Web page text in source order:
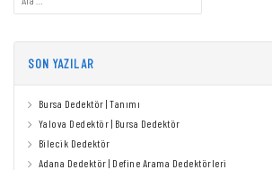
SON YAZILAR
Bursa Dedektör | Tanımı
Yalova Dedektör | Bursa Dedektör
Bilecik Dedektör
Adana Dedektör | Define Arama Dedektörleri